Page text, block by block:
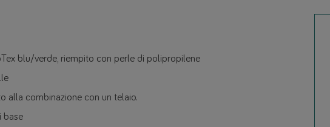
blu/verde, riempito con perle di polipropilene
alla combinazione con un telaio.
base